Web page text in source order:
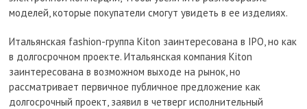
моделей, которые покупатели смогут увидеть в ее изделиях.
Итальянская fashion-группа Kiton заинтересована в IPO, но как
в долгосрочном проекте. Итальянская компания Kiton
заинтересована в возможном выходе на рынок, но
рассматривает первичное публичное предложение как
долгосрочный проект, заявил в четверг исполнительный